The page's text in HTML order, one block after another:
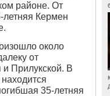
районе. От
Кермен
около
от
Прилукской. В
35-летняя